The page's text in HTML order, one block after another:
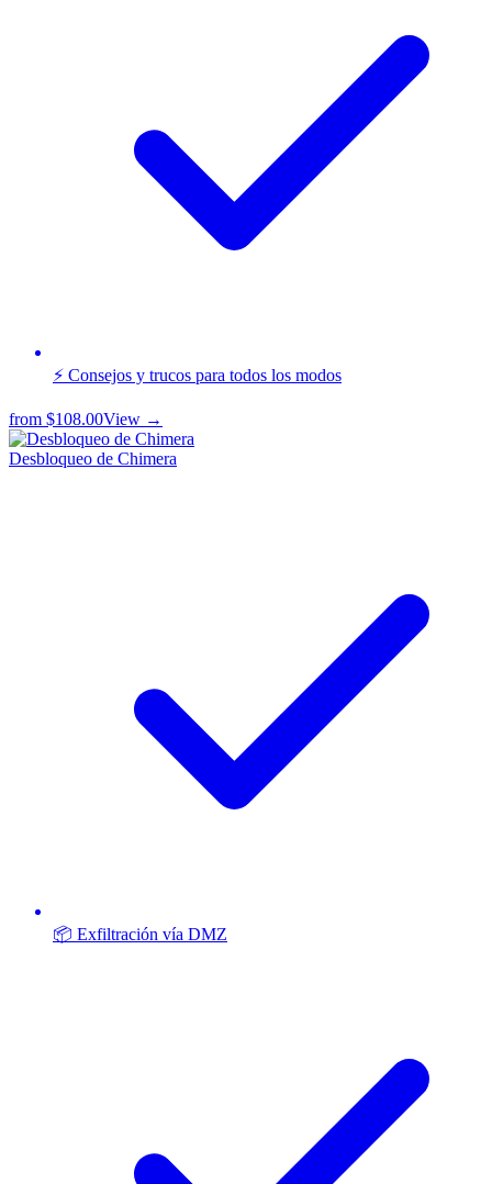
⚡ Consejos y trucos para todos los modos
from $108.00View →
Desbloqueo de Chimera
📦 Exfiltración vía DMZ